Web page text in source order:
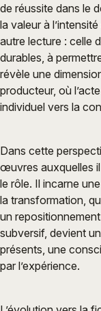
de réussite dans le
la valeur à
autre lecture : celle
durables, à
révèle une
producteur, où
individuel vers la
Dans cette
œuvres auxquelles il
le rôle. Il incarne
la transformation,
un
subversif, devient
présents, une
par l’expérience.